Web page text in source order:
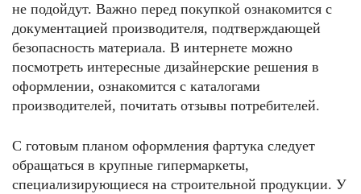
не подойдут. Важно перед покупкой ознакомится с
документацией производителя, подтверждающей
безопасность материала. В интернете можно
посмотреть интересные дизайнерские решения в
оформлении, ознакомится с каталогами
производителей, почитать отзывы потребителей.
С готовым планом оформления фартука следует
обращаться в крупные гипермаркеты,
специализирующиеся на строительной продукции. У